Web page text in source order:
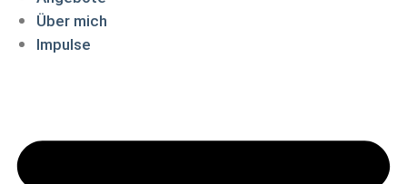
Über mich
Impulse